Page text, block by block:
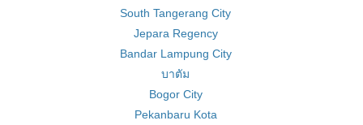
South Tangerang City
Jepara Regency
Bandar Lampung City
บาตัม
Bogor City
Pekanbaru Kota